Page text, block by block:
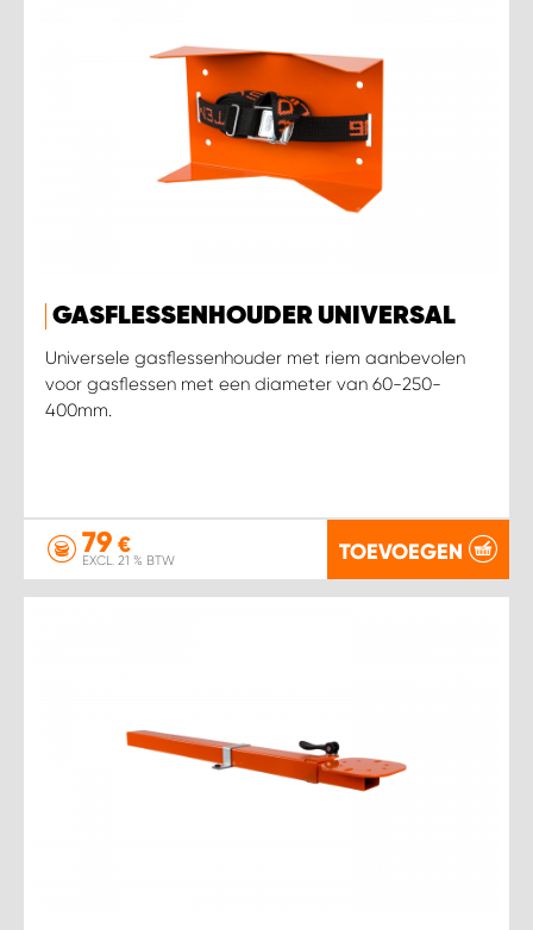
GASFLESSENHOUDER UNIVERSAL
Universele gasflessenhouder met riem aanbevolen
voor gasflessen met een diameter van 60-250-
400mm.
79 €
EXCL. 21 % BTW TOEVOEGEN